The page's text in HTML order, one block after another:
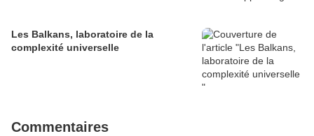
Les Balkans, laboratoire de la
complexité universelle
Commentaires